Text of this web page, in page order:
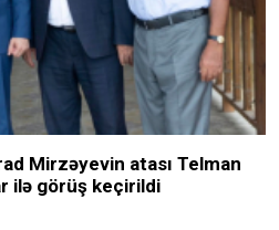
Mirzəyevin atası Telman
ilə görüş keçirildi